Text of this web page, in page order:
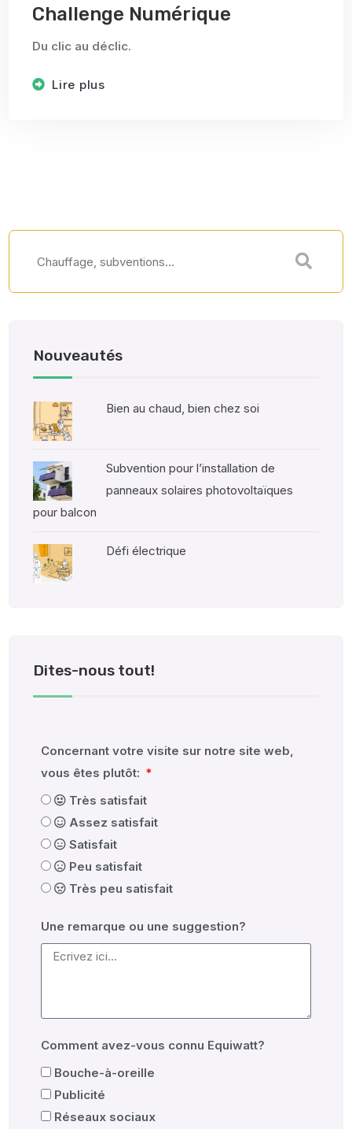
Challenge Numérique
Du clic au déclic.
Lire plus
Nouveautés
Bien au chaud, bien chez soi
Subvention pour l’installation de
panneaux solaires photovoltaïques
pour balcon
Défi électrique
Dites-nous tout!
Concernant votre visite sur notre site web,
vous êtes plutôt:
Très satisfait
Assez satisfait
Satisfait
Peu satisfait
Très peu satisfait
Une remarque ou une suggestion?
Comment avez-vous connu Equiwatt?
Bouche-à-oreille
Publicité
Réseaux sociaux